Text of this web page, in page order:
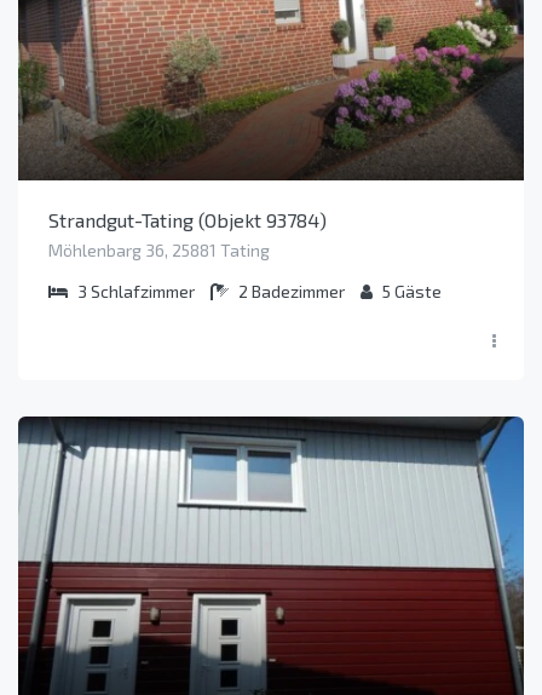
Strandgut-Tating (Objekt 93784)
Möhlenbarg 36, 25881 Tating
3 Schlafzimmer 2 Badezimmer 5 Gäste